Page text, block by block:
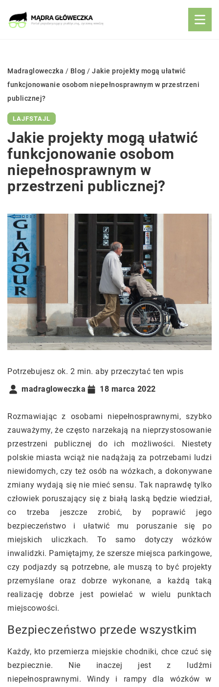
Madragloweczka / Blog / Jakie projekty mogą ułatwić
funkcjonowanie osobom niepełnosprawnym w przestrzeni
publicznej?
LAJFSTAJL
Jakie projekty mogą ułatwić
funkcjonowanie osobom
niepełnosprawnym w
przestrzeni publicznej?
Potrzebujesz ok. 2 min. aby przeczytać ten wpis
madragloweczka
18 marca 2022
Rozmawiając z osobami niepełnosprawnymi, szybko
zauważymy, że często narzekają na nieprzystosowanie
przestrzeni publicznej do ich możliwości. Niestety
polskie miasta wciąż nie nadążają za potrzebami ludzi
niewidomych, czy też osób na wózkach, a dokonywane
zmiany wydają się nie mieć sensu. Tak naprawdę tylko
człowiek poruszający się z białą laską będzie wiedział,
co trzeba jeszcze zrobić, by poprawić jego
bezpieczeństwo i ułatwić mu poruszanie się po
miejskich uliczkach. To samo dotyczy wózków
inwalidzki. Pamiętajmy, że szersze miejsca parkingowe,
czy podjazdy są potrzebne, ale muszą to być projekty
przemyślane oraz dobrze wykonane, a każdą taką
realizację dobrze jest powielać w wielu punktach
miejscowości.
Bezpieczeństwo przede wszystkim
Każdy, kto przemierza miejskie chodniki, chce czuć się
bezpiecznie. Nie inaczej jest z ludźmi
niepełnosprawnymi. Windy i rampy dla wózków w